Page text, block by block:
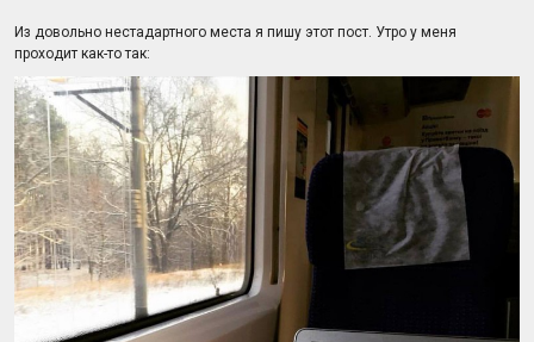
Из довольно нестадартного места я пишу этот пост. Утро у меня
проходит как-то так: